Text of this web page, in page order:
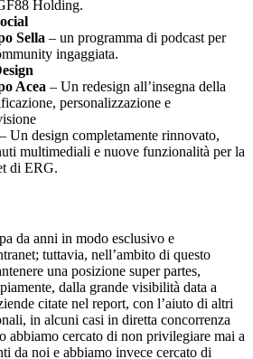
Holding.
Sella – un programma di podcast per
ingaggiata.
Acea – Un redesign all’insegna della
personalizzazione e
– Un design completamente rinnovato,
multimediali e nuove funzionalità per la
di ERG.
da anni in modo esclusivo e
tuttavia, nell’ambito di questo
una posizione super partes,
dalla grande visibilità data a
citate nel report, con l’aiuto di altri
in alcuni casi in diretta concorrenza
abbiamo cercato di non privilegiare mai a
da noi e abbiamo invece cercato di